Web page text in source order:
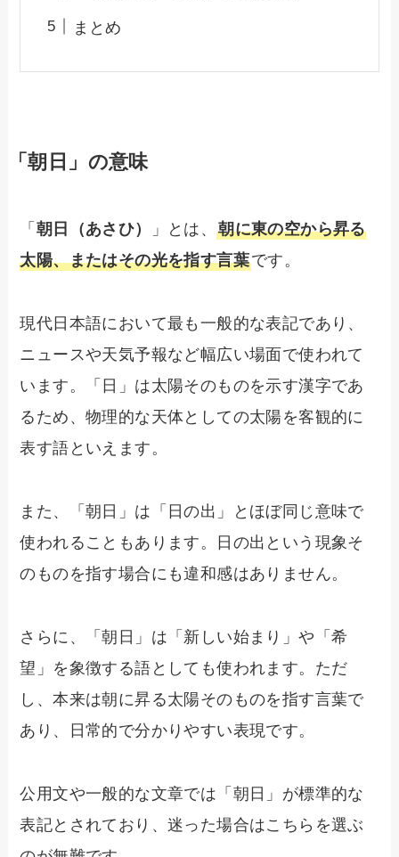
まとめ
「朝日」の意味
「 朝日（あさひ） 」とは、朝に東の空から昇る
太陽、またはその光を指す言葉です。
現代日本語において最も一般的な表記であり、
ニュースや天気予報など幅広い場面で使われて
います。「日」は太陽そのものを示す漢字であ
るため、物理的な天体としての太陽を客観的に
表す語といえます。
また、「朝日」は「日の出」とほぼ同じ意味で
使われることもあります。日の出という現象そ
のものを指す場合にも違和感はありません。
さらに、「朝日」は「新しい始まり」や「希
望」を象徴する語としても使われます。ただ
し、本来は朝に昇る太陽そのものを指す言葉で
あり、日常的で分かりやすい表現です。
公用文や一般的な文章では「朝日」が標準的な
表記とされており、迷った場合はこちらを選ぶ